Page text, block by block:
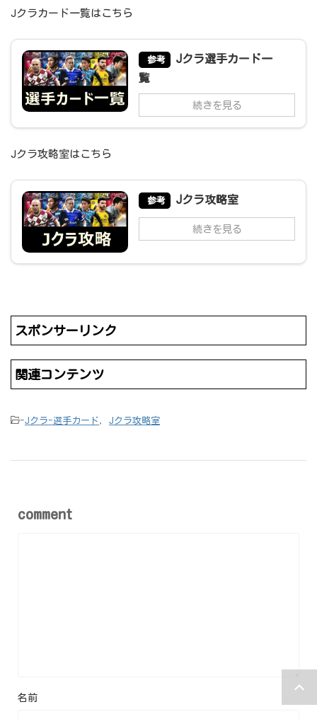
Jクラカード一覧はこちら
参考
Jクラ選手カード一
覧
続きを見る
Jクラ攻略室はこちら
参考 Jクラ攻略室
続きを見る
スポンサーリンク
関連コンテンツ
-Jクラ-選手カード , Jクラ攻略室
comment
名前